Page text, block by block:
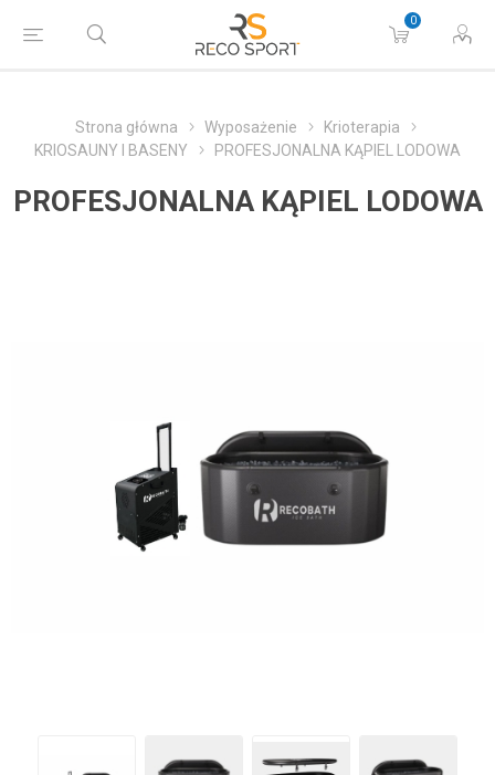
0
Strona główna Wyposażenie
Krioterapia
KRIOSAUNY I BASENY
PROFESJONALNA KĄPIEL LODOWA
PROFESJONALNA KĄPIEL LODOWA